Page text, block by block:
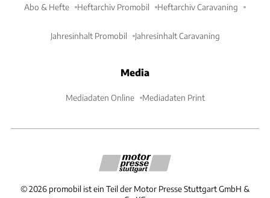
Abo & Hefte Heftarchiv Promobil Heftarchiv Caravaning
Jahresinhalt Promobil Jahresinhalt Caravaning
Media
Mediadaten Online Mediadaten Print
©2026 promobil ist ein Teil der Motor Presse Stuttgart GmbH &